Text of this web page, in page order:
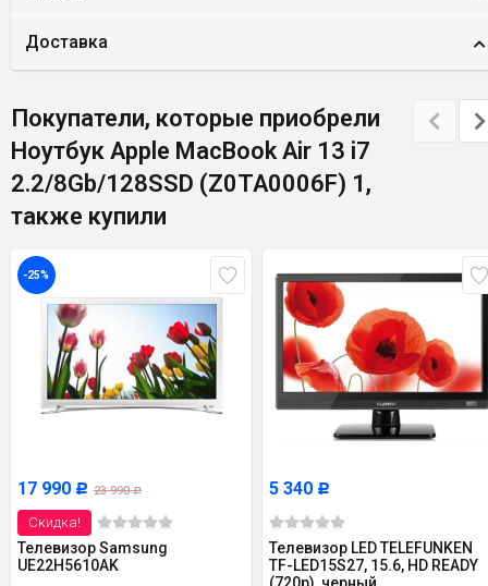
Доставка
Покупатели, которые приобрели
Ноутбук Apple MacBook Air 13 i7
2.2/8Gb/128SSD (Z0TA0006F) 1,
также купили
-25%
17 990 Р 23 990Р
Скидка!
Телевизор Samsung
UE22H5610AK
5 340 Р
Телевизор LED TELEFUNKEN
TF-LED15S27, 15.6, HD READY